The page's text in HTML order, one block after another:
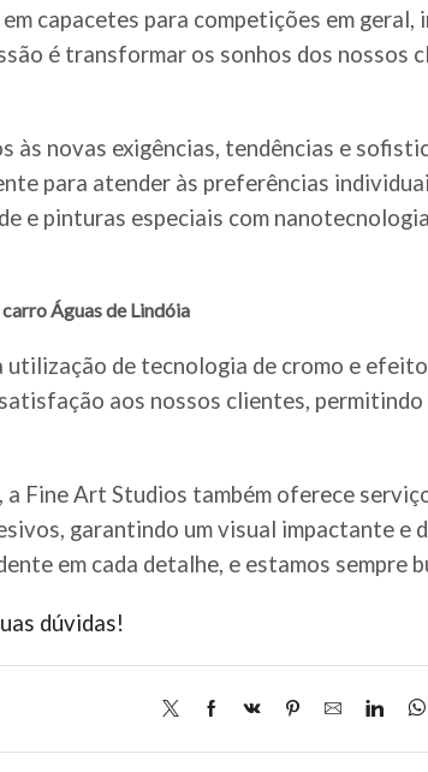
capacetes para competições em
é transformar os sonhos dos
às novas exigências, tendências e
para atender às preferências
e pinturas especiais com
Águas de Lindóia
de tecnologia de cromo e
aos nossos clientes,
Fine Art Studios também oferece
garantindo um visual impactante
em cada detalhe, e estamos
dúvidas!